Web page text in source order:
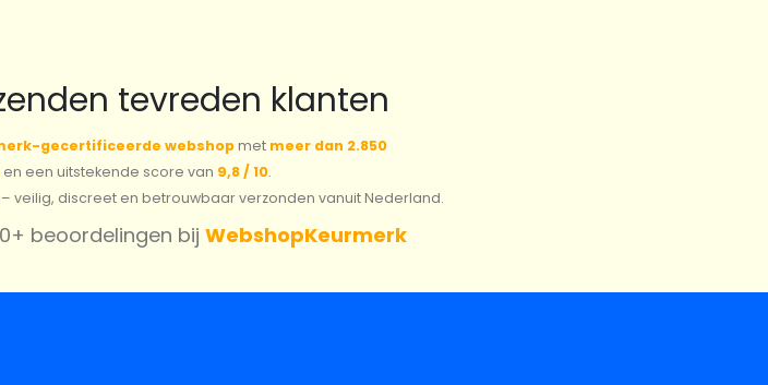
tevreden klanten
gecertificeerde webshopmet meer dan 2.850
en een uitstekende score van 9,8 / 10.
– veilig, discreet en betrouwbaar verzonden vanuit Nederland.
beoordelingen bij WebshopKeurmerk